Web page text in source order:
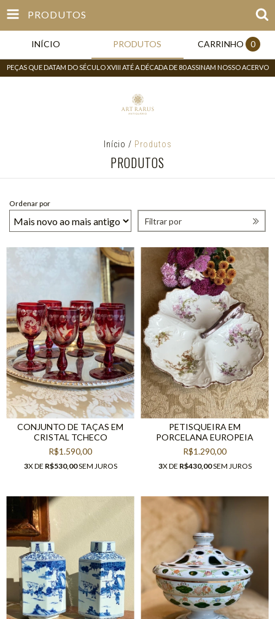
PRODUTOS
INÍCIO PRODUTOS CARRINHO 0
PEÇAS QUE DATAM DO SÉCULO XVIII ATÉ A DÉCADA DE 80 ASSINAM NOSSO ACERVO
Início / Produtos
PRODUTOS
Ordenar por
Filtrar por
CONJUNTO DE TAÇAS EM
CRISTAL TCHECO
R$1.590,00
3X DE R$530,00SEM JUROS
PETISQUEIRA EM
PORCELANA EUROPEIA
R$1.290,00
3X DE R$430,00SEM JUROS